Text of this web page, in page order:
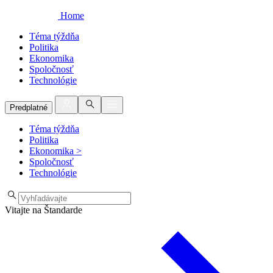
Home
Téma týždňa
Politika
Ekonomika
Spoločnosť
Technológie
Predplatné
Téma týždňa
Politika
Ekonomika >
Spoločnosť
Technológie
Vitajte na Štandarde